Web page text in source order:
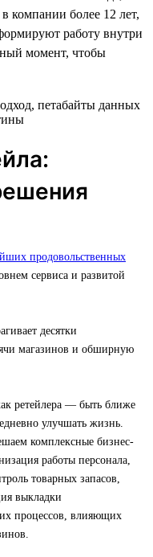
компании более 12 лет,
работу внутри
момент, чтобы
продовольственных
сервиса и развитой
десятки
магазинов и обширную
ретейлера — быть ближе
улучшать жизнь.
комплексные бизнес-
работы персонала,
товарных запасов,
выкладки
процессов, влияющих